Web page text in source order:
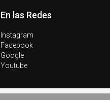
En las Redes
Instagram
Facebook
Google
Youtube